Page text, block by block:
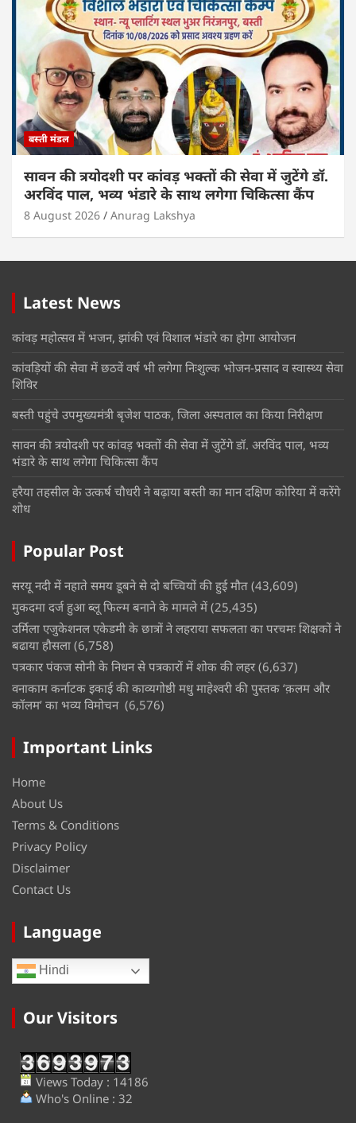
बस्ती मंडल
सावन की त्रयोदशी पर कांवड़ भक्तों की सेवा में जुटेंगे डॉ.
अरविंद पाल, भव्य भंडारे के साथ लगेगा चिकित्सा कैंप
8 August 2026 Anurag Lakshya
Latest News
कांवड़ महोत्सव में भजन, झांकी एवं विशाल भंडारे का होगा आयोजन
कांवड़ियों की सेवा में छठवें वर्ष भी लगेगा निःशुल्क भोजन-प्रसाद व स्वास्थ्य सेवा
शिविर
बस्ती पहुंचे उपमुख्यमंत्री बृजेश पाठक, जिला अस्पताल का किया निरीक्षण
सावन की त्रयोदशी पर कांवड़ भक्तों की सेवा में जुटेंगे डॉ. अरविंद पाल, भव्य
भंडारे के साथ लगेगा चिकित्सा कैंप
हरैया तहसील के उत्कर्ष चौधरी ने बढ़ाया बस्ती का मान दक्षिण कोरिया में करेंगे
शोध
Popular Post
सरयू नदी में नहाते समय डूबने से दो बच्चियों की हुई मौत (43,609)
मुकदमा दर्ज हुआ ब्लू फिल्म बनाने के मामले में (25,435)
उर्मिला एजुकेशनल एकेडमी के छात्रों ने लहराया सफलता का परचमः शिक्षकों ने
बढाया हौसला (6,758)
पत्रकार पंकज सोनी के निधन से पत्रकारों में शोक की लहर (6,637)
वनाकाम कर्नाटक इकाई की काव्यगोष्ठी मधु माहेश्वरी की पुस्तक ‘क़लम और
कॉलम’ का भव्य विमोचन (6,576)
Important Links
Home
About Us
Terms & Conditions
Privacy Policy
Disclaimer
Contact Us
Language
Hindi
Our Visitors
Views Today : 14186
Who's Online : 32